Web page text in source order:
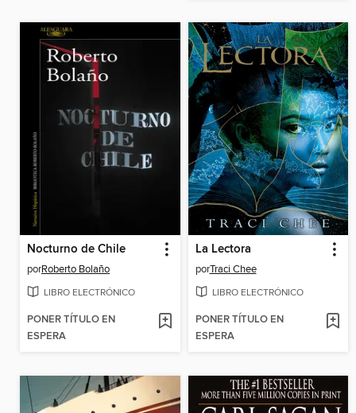
Nocturno de Chile
porRoberto Bolaño
LIBRO ELECTRÓNICO
PONER TÍTULO EN
ESPERA
La Lectora
porTraci Chee
LIBRO ELECTRÓNICO
PONER TÍTULO EN
ESPERA